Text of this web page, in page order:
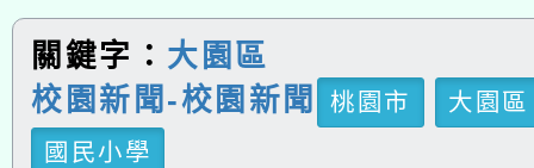
關鍵字： 大園區
校園新聞-校園新聞
桃園市
大園區
國民小學